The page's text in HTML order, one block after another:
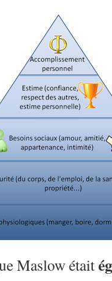
Maslow était